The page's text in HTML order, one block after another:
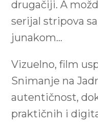
drugačiji. A
serijal stripova
junakom…
Vizuelno, film
Snimanje na
autentičnost,
praktičnih i